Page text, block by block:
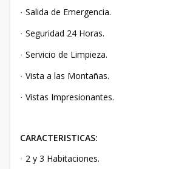
· Salida de Emergencia.
· Seguridad 24 Horas.
· Servicio de Limpieza.
· Vista a las Montañas.
· Vistas Impresionantes.
CARACTERISTICAS:
· 2 y 3 Habitaciones.